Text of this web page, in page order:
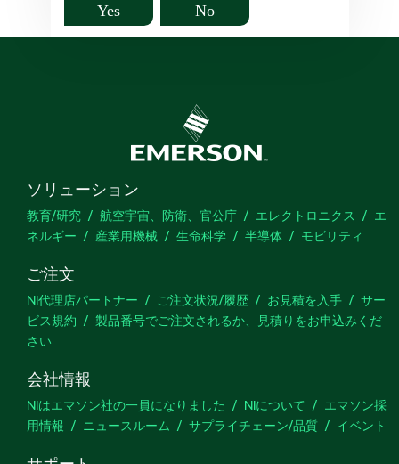
Yes No
ソリューション
教育/研究 航空宇宙、防衛、官公庁 エレクトロニクス
エ
ネルギー
産業用機械 生命科学 半導体 モビリティ
ご注文
NI代理店パートナー ご注文状況/履歴 お見積を入手
サー
ビス規約
製品番号でご注文されるか、見積りをお申込みくだ
さい
会社情報
NIはエマソン社の一員になりました NIについて
エマソン採
用情報
ニュースルーム サプライチェーン/品質 イベント